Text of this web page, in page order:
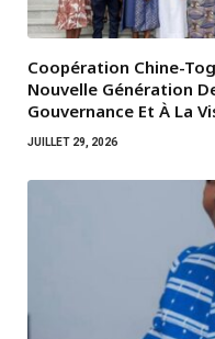
Coopération Chine-
Nouvelle Génération
Gouvernance Et À La
JUILLET 29, 2026